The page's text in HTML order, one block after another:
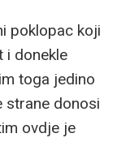
poklopac koji
i donekle
toga jedino
strane donosi
ovdje je